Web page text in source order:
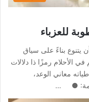
للعزباء
يتنوع بناءً على سياق
الأحلام رمزًا ذا دلالات
معاني الوعد،
● …